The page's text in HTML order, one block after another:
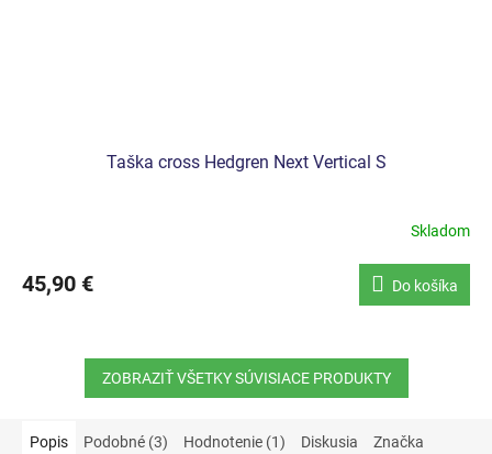
Taška cross Hedgren Next Vertical S
Skladom
45,90 € Do košíka
ZOBRAZIŤ VŠETKY SÚVISIACE PRODUKTY
Popis Podobné (3) Hodnotenie (1) Diskusia Značka